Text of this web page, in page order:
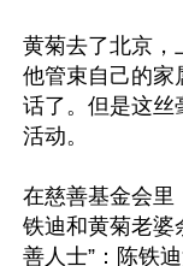
黄菊去了北京，
他管束自己的家
话了。但是这丝
活动。
在慈善基金会里
铁迪和黄菊老婆
善人士”：陈铁